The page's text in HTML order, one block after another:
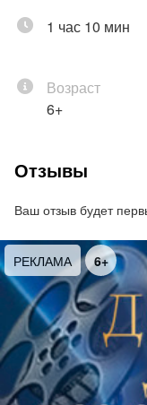
Санкт-
С пятницы по
будут
виолончелях
то, что будет
ему, а
который
Amazing
волшебным
городом с
летним
мелодий –
настоящему
1 час 10 мин
Возраст
6+
Отзывы
Ваш отзыв будет
РЕКЛАМА 6+